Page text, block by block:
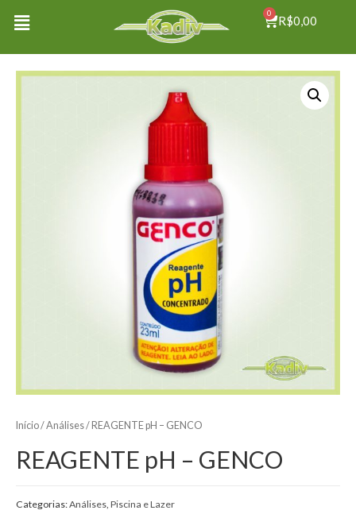
R$0,00
0
Início/Análises/ REAGENTE pH – GENCO
REAGENTE pH – GENCO
Categorias:Análises Piscina e Lazer